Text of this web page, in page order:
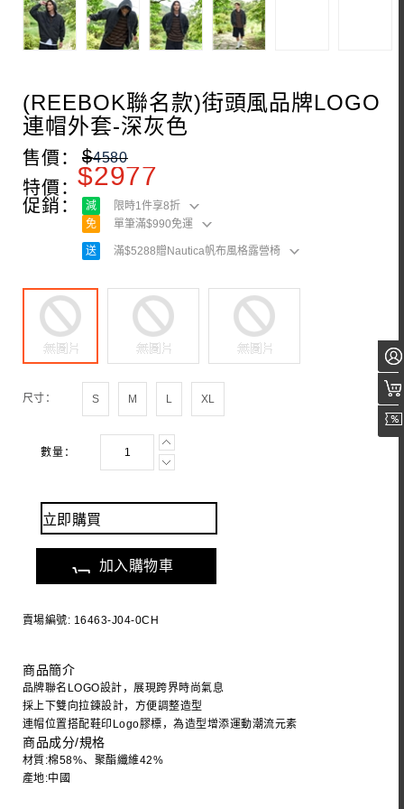
(REEBOK聯名款)街頭風品牌LOGO
連帽外套-深灰色
售價： $4580
特價：$2977
促銷： 減
限時1件享8折
免
單筆滿$990免運
送 滿$5288贈Nautica帆布風格露營椅
尺寸：
數量：
立即購買
加入購物車
賣場編號: 16463-J04-0CH
商品簡介
品牌聯名LOGO設計，展現跨界時尚氣息
採上下雙向拉鍊設計，方便調整造型
連帽位置搭配鞋印Logo膠標，為造型增添運動潮流元素
商品成分/規格
材質:棉58%、聚酯纖維42%
產地:中國